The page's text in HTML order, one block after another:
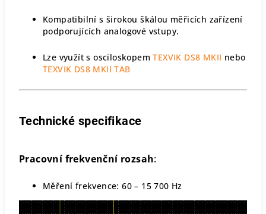
Kompatibilní s širokou škálou měřicích zařízení
podporujících analogové vstupy.
Lze využít s osciloskopemTEXVIK DS8 MKII nebo
TEXVIK DS8 MKII TAB
Technické specifikace
Pracovní frekvenční rozsah:
Měření frekvence: 60 – 15 700 Hz